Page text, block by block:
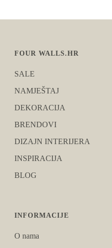
FOUR WALLS.HR
SALE
NAMJEŠTAJ
DEKORACIJA
BRENDOVI
DIZAJN INTERIJERA
INSPIRACIJA
BLOG
INFORMACIJE
O nama